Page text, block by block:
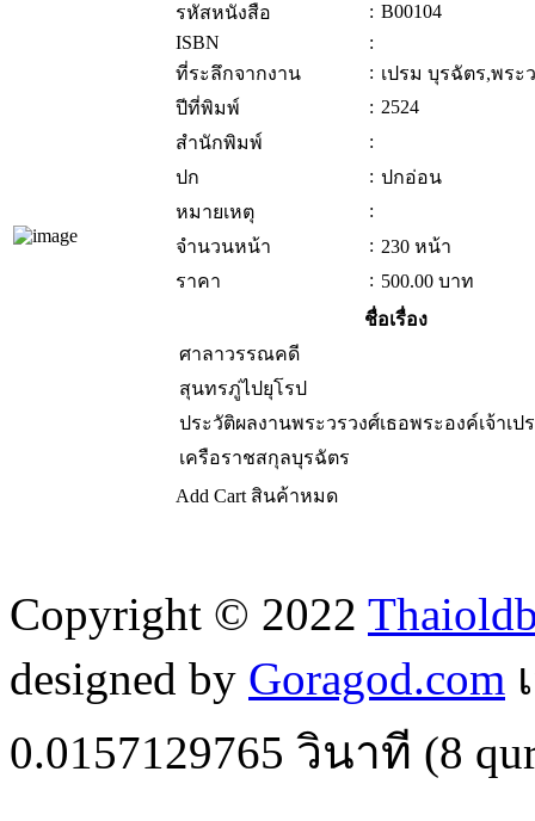
รหัสหนังสือ
: B00104
ISBN
:
ที่ระลึกจากงาน
: เปรม บุรฉัตร,พระ
ปีที่พิมพ์
: 2524
สำนักพิมพ์
:
ปก
: ปกอ่อน
หมายเหตุ
:
จำนวนหน้า
: 230 หน้า
ราคา
: 500.00 บาท
ชื่อเรื่อง
ศาลาวรรณคดี
สุนทรภู่ไปยุโรป
ประวัติผลงานพระวรวงศ์เธอพระองค์เจ้าเป
เครือราชสกุลบุรฉัตร
Add Cart สินค้าหมด
Copyright © 2022
designed by Goragod.com
0.0157129765 วินาที (8